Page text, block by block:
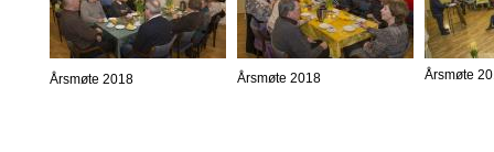
Årsmøte 2018 Årsmøte 2018 Årsmøte